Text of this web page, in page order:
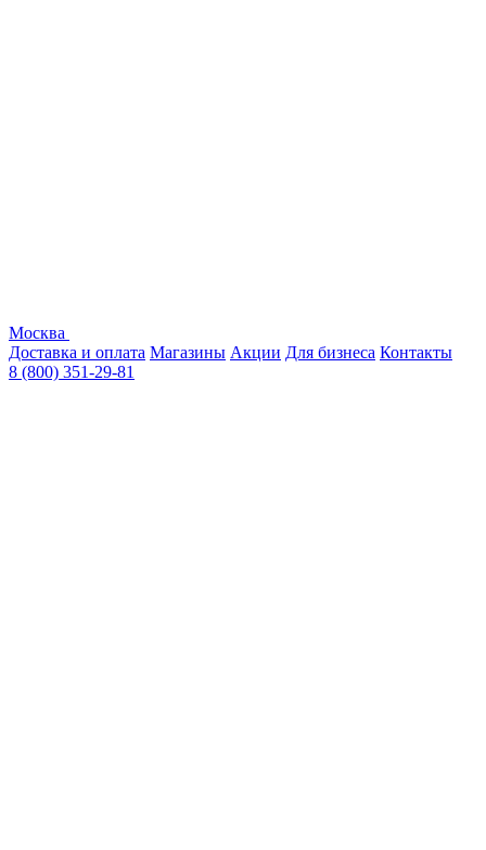
Москва
Доставка и оплата Магазины Акции Для бизнеса Контакты
8 (800) 351-29-81